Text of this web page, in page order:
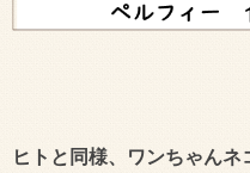
ヒトと同様、ワンちゃん